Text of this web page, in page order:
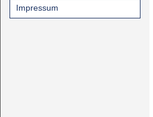
Impressum